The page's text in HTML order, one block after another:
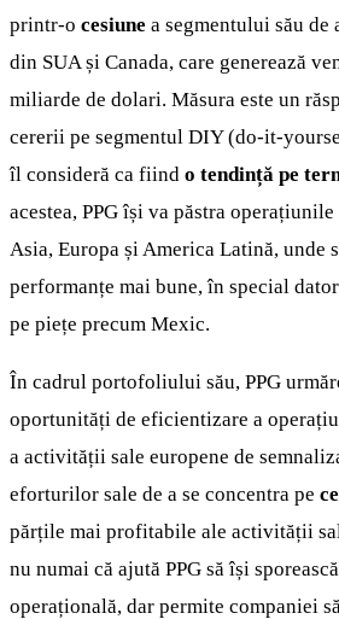
printr-o cesiune a segmentului său
din SUA și Canada, care generează
miliarde de dolari. Măsura este un
cererii pe segmentul DIY (do-it-
îl consideră ca fiind o tendință pe
acestea, PPG își va păstra
Asia, Europa și America Latină, unde
performanțe mai bune, în special
pe piețe precum Mexic.
În cadrul portofoliului său, PPG
oportunități de eficientizare a
a activității sale europene de
eforturilor sale de a se concentra pe
părțile mai profitabile ale activității
nu numai că ajută PPG să își
operațională, dar permite companiei